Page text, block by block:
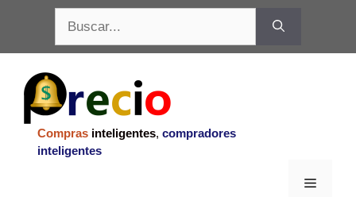
contenido
Compras inteligentes, compradores
inteligentes
Menu